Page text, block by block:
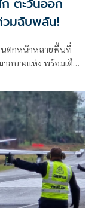
วมฉับพลัน!
นตกหนักหลายพื้นที่
กบางแห่ง พร้อมเตือน